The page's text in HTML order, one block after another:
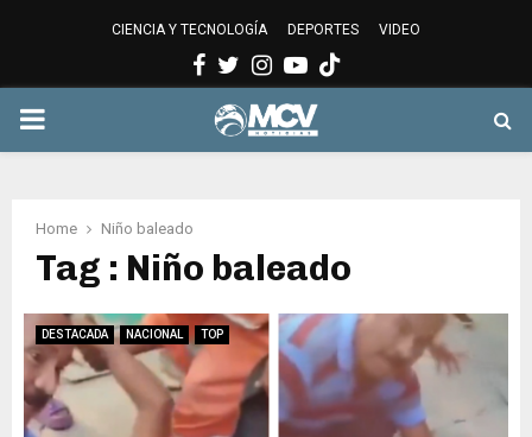
CIENCIA Y TECNOLOGÍA DEPORTES VIDEO
Facebook
Twitter
Instagram
Youtube
PRIMARY
Home Niño baleado
Tag : Niño baleado
DESTACADA NACIONAL TOP